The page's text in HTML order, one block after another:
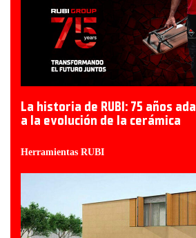
La historia de RUBI: 75 años
a la evolución de la cerámica
Herramientas RUBI